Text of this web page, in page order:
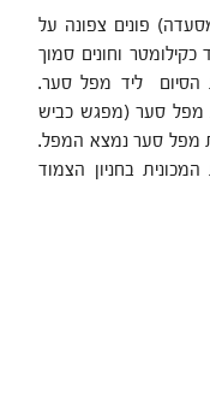
שמונה-מסעדה) פונים צפונה על
כקילומטר וחונים סמוך
הסיום ליד מפל סער.
כביש 99 לעבר צומת מפל סער (מפגש כביש
מצומת מפל סער נמצא המפל.
להשאיר את המכונית בחניון הצמוד